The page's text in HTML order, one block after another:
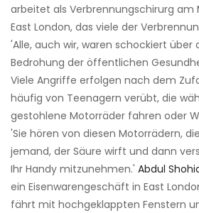
arbeitet als Verbrennungschirurg am
East London, das viele der
'Alle, auch wir, waren schockiert
Bedrohung der öffentlichen
Viele Angriffe erfolgen nach dem
häufig von Teenagern verübt, die
gestohlene Motorräder fahren oder
'Sie hören von diesen Motorrädern,
jemand, der Säure wirft und dann
Ihr Handy mitzunehmen.' Abdul
ein Eisenwarengeschäft in East
fährt mit hochgeklappten Fenstern